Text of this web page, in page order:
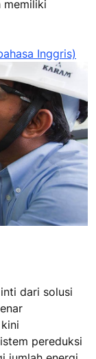
memiliki
Inggris)
dari solusi
pereduksi